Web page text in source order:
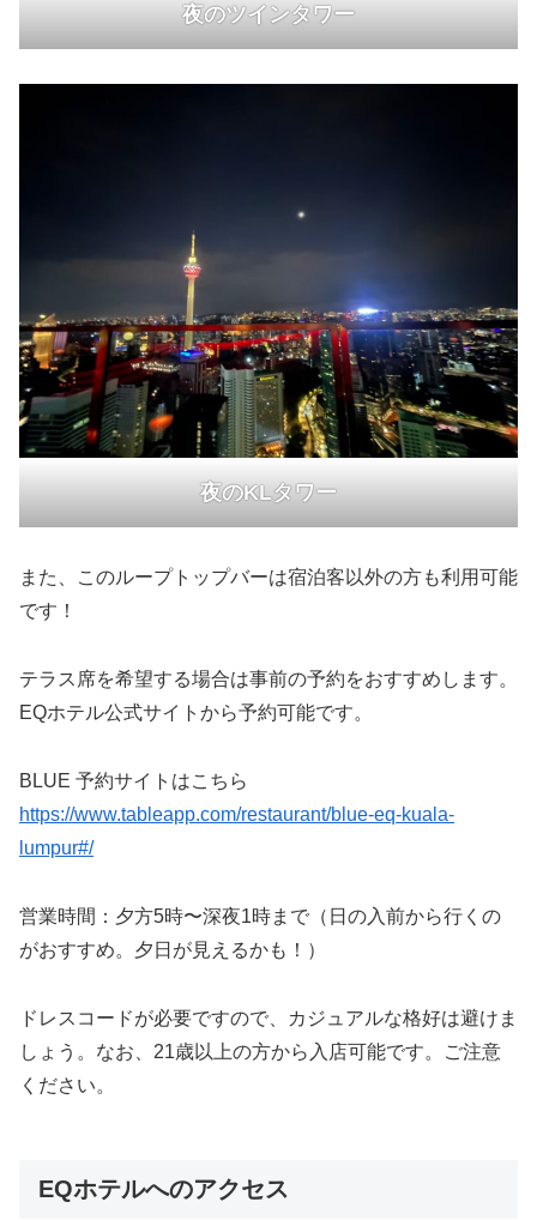
夜のツインタワー
夜のKLタワー
また、このループトップバーは宿泊客以外の方も利用可能
です！
テラス席を希望する場合は事前の予約をおすすめします。
EQホテル公式サイトから予約可能です。
BLUE 予約サイトはこちら
https://www.tableapp.com/restaurant/blue-eq-kuala-
lumpur#/
営業時間：夕方5時〜深夜1時まで（日の入前から行くの
がおすすめ。夕日が見えるかも！）
ドレスコードが必要ですので、カジュアルな格好は避けま
しょう。なお、21歳以上の方から入店可能です。ご注意
ください。
EQホテルへのアクセス